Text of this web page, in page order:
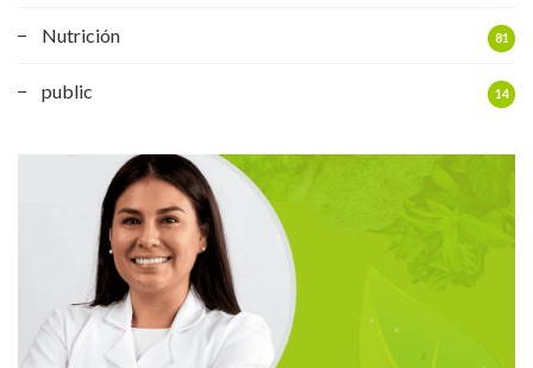
Nutrición 81
public 14